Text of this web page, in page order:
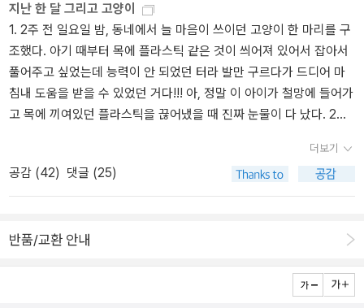
지난 한 달 그리고 고양이
1. 2주 전 일요일 밤, 동네에서 늘 마음이 쓰이던 고양이 한 마리를 구
조했다. 아기 때부터 목에 플라스틱 같은 것이 씌어져 있어서 잡아서
풀어주고 싶었는데 능력이 안 되었던 터라 발만 구르다가 드디어 마
침내 도움을 받을 수 있었던 거다!!! 아, 정말 이 아이가 철망에 들어가
고 목에 끼여있던 플라스틱을 끊어냈을 때 진짜 눈물이 다 났다. 2년
염증 치료도 했다. 녀석, 앞으로는 편안하게 뛰어 다니렴!!!구조 해 주
신 고양이 탐정분이랑 동물병원 팀 고맙습니다!!^^2. 알라딘이 벌써 2
4주년이라고 한다. 그래서 고양이 얼음틀 굿즈가 더 크게 나왔다. 당
실에 얼음이 너무 많아서 웃고 있다. 여기서 더 웃긴 건, 나는 여름에
잇, 잔인해!! 잔인해!!' 이러고 있다. 3. 주짓수를 하다가 남편이 도복
더보기
공감 (42) 댓글 (25)
반품/교환 안내